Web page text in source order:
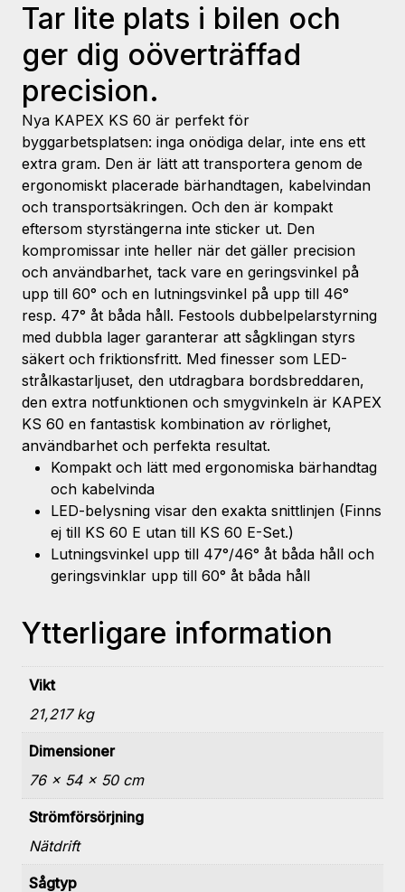
Tar lite plats i bilen och
ger dig oöverträffad
precision.
Nya KAPEX KS 60 är perfekt för
byggarbetsplatsen: inga onödiga delar, inte ens ett
extra gram. Den är lätt att transportera genom de
ergonomiskt placerade bärhandtagen, kabelvindan
och transportsäkringen. Och den är kompakt
eftersom styrstängerna inte sticker ut. Den
kompromissar inte heller när det gäller precision
och användbarhet, tack vare en geringsvinkel på
upp till 60° och en lutningsvinkel på upp till 46°
resp. 47° åt båda håll. Festools dubbelpelarstyrning
med dubbla lager garanterar att sågklingan styrs
säkert och friktionsfritt. Med finesser som LED-
strålkastarljuset, den utdragbara bordsbreddaren,
den extra notfunktionen och smygvinkeln är KAPEX
KS 60 en fantastisk kombination av rörlighet,
användbarhet och perfekta resultat.
Kompakt och lätt med ergonomiska bärhandtag
och kabelvinda
LED-belysning visar den exakta snittlinjen (Finns
ej till KS 60 E utan till KS 60 E-Set.)
Lutningsvinkel upp till 47°/46° åt båda håll och
geringsvinklar upp till 60° åt båda håll
Ytterligare information
Vikt
21,217 kg
Dimensioner
76 × 54 × 50 cm
Strömförsörjning
Nätdrift
Sågtyp